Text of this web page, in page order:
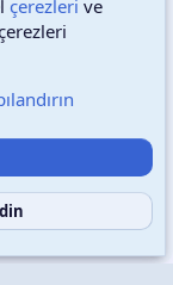
S
çerezleri ve